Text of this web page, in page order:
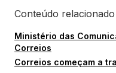
Conteúdo relacionado
Ministério das
Correios
Correios começam a